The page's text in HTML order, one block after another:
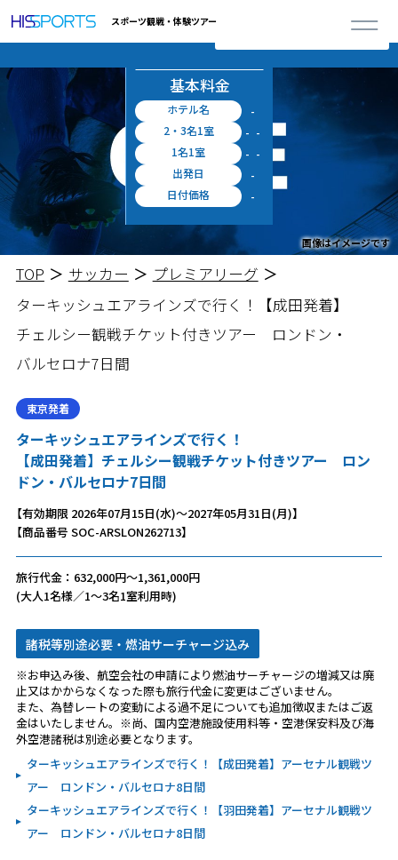
スポーツ観戦・体験ツアー
詳しく見る
合計ツアー0 円 ～ 閉じる
料金シミュレータ
基本料金
ホテル名
-
2・3名1室
- -
1名1室
- -
出発日
-
日付価格
-
※上記料金に空港施設使用料・出入国税等が別途必要となります。
画像はイメージです
TOP サッカー
プレミアリーグ
ターキッシュエアラインズで行く！
【成田発着】
チェルシー観戦チケット付きツアー ロンドン・
バルセロナ7日間
東京発着
ターキッシュエアラインズで行く！
【成田発着】チェルシー観戦チケット付きツアー ロン
ドン・バルセロナ7日間
【有効期限 2026年07月15日(水)～2027年05月31日(月)】
【商品番号 SOC-ARSLON262713】
旅行代金：632,000円～1,361,000円
(大人1名様／1～3名1室利用時)
諸税等別途必要・燃油サーチャージ込み
※お申込み後、航空会社の申請により燃油サーチャージの増減又は廃
止又はかからなくなった際も旅行代金に変更はございません。
また、為替レートの変動による過不足についても追加徴収またはご返
金はいたしません。※尚、国内空港施設使用料等・空港保安料及び海
外空港諸税は別途必要となります。
ターキッシュエアラインズで行く！【成田発着】アーセナル観戦ツ
アー ロンドン・バルセロナ8日間
ターキッシュエアラインズで行く！【羽田発着】アーセナル観戦ツ
アー ロンドン・バルセロナ8日間